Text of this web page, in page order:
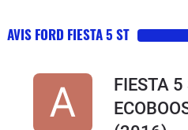
AVIS FORD FIESTA 5 ST
FIESTA